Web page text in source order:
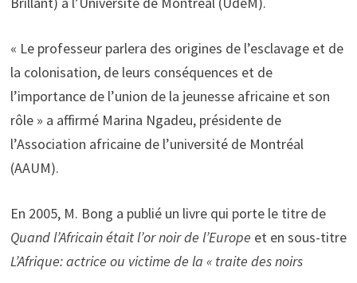
« Le professeur parlera des origines de l’esclavage et de
la colonisation, de leurs conséquences et de
l’importance de l’union de la jeunesse africaine et son
rôle » a affirmé Marina Ngadeu, présidente de
l’Association africaine de l’université de Montréal
(AAUM).
En 2005, M. Bong a publié un livre qui porte le titre de
Quand l’Africain était l’or noir de l’Europe et en sous-titre
L’Afrique: actrice ou victime de la « traite des noirs